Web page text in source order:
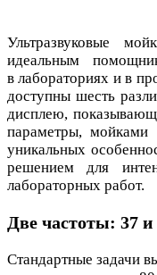
Ультразвуковые
идеальным
в лабораториях и в
доступны шесть
дисплею,
параметры, мойками
уникальных
решением для
лабораторных работ.
Две частоты: 37
Стандартные задачи